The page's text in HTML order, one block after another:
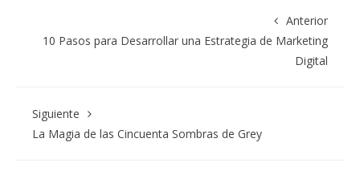
Anterior
10 Pasos para Desarrollar una Estrategia de Marketing
Digital
Siguiente
La Magia de las Cincuenta Sombras de Grey